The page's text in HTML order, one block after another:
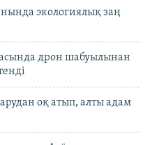
экологиялық заң
дрон шабуылынан
оқ атып, алты адам